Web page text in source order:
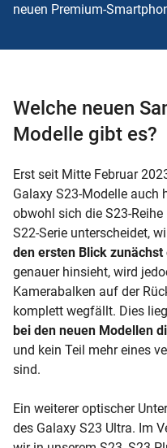
neuen Premium-
Welche neuen
Modelle gibt es?
Erst seit Mitte Februar
Galaxy S23-Modelle auch
obwohl sich die S23-
S22-Serie unterscheidet,
den ersten Blick
genauer hinsieht, wird
Kamerabalken auf der
komplett wegfällt. Dies
bei den neuen Modellen
und kein Teil mehr eines
sind.
Ein weiterer optischer
des Galaxy S23 Ultra. Im